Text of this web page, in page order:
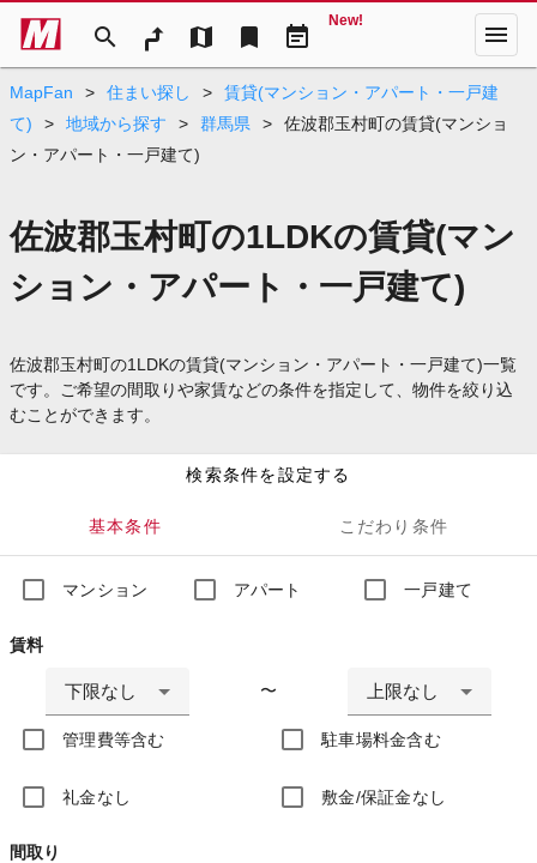
search map bookmark event_note
New! menu
MapFan > 住まい探し >
賃貸(マンション・アパート・一戸建
て)
> 地域から探す > 群馬県 >
佐波郡玉村町の賃貸(マンショ
ン・アパート・一戸建て)
佐波郡玉村町の1LDKの賃貸(マン
ション・アパート・一戸建て)
佐波郡玉村町の1LDKの賃貸(マンション・アパート・一戸建て)一覧
です。ご希望の間取りや家賃などの条件を指定して、物件を絞り込
むことができます。
検索条件を設定する
基本条件 こだわり条件
マンション アパート 一戸建て
賃料
下限なし 〜 上限なし
管理費等含む 駐車場料金含む
礼金なし 敷金/保証金なし
間取り